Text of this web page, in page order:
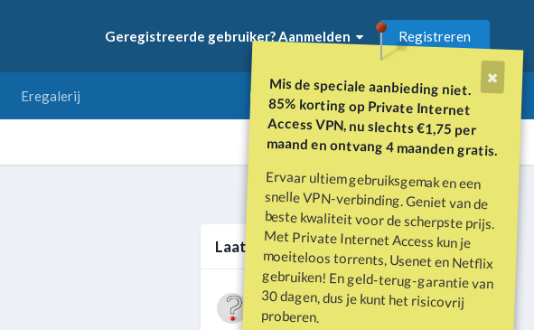
Mis de speciale aanbieding niet.
85% korting op Private Internet
Access VPN, nu slechts €1,75 per
maand en ontvang 4 maanden gratis.
Ervaar ultiem gebruiksgemak en een
snelle VPN-verbinding. Geniet van de
beste kwaliteit voor de scherpste prijs.
Met Private Internet Access kun je
moeiteloos torrents, Usenet en Netflix
gebruiken! En geld-terug-garantie van
30 dagen, dus je kunt het risicovrij
proberen.
Geregistreerde gebruiker? Aanmelden Registreren
Eregalerij
Alle activiteit
Laatste berichten
Wat is er gebeurd met Davey Hearn
en de vandalisatie van het
DoorVraagbaak